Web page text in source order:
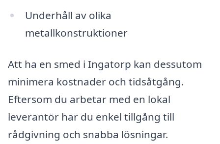
Underhåll av olika
metallkonstruktioner
Att ha en smed i Ingatorp kan dessutom
minimera kostnader och tidsåtgång.
Eftersom du arbetar med en lokal
leverantör har du enkel tillgång till
rådgivning och snabba lösningar.